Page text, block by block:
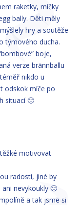
raketky, míčky
bally. Děti měly
hry a soutěže
týmového ducha.
boje,
verze brännballu
nikdo u
odskok míče po
situací 🙂
motivovat
radostí, jiné by
nevykoukly 🙁
a tak jsme si